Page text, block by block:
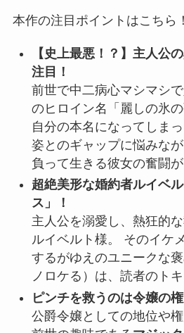
本作の注目ポイントはこちら！
【史上最悪！？】主人公
注目！
前世で中二病心マシマシ
のヒロイン名「麗しの氷
自分の本名になってしま
姿とのギャップに悩みな
負って生きる彼女の奮闘が
超絶美形な婚約者ルイベ
ス」！
主人公を溺愛し、熱狂的
ルイベルト様。 そのイケ
するがゆえのユニークな
ノロケる）は、読者のト
ピンチを救うのは令嬢の
公爵令嬢としての地位や